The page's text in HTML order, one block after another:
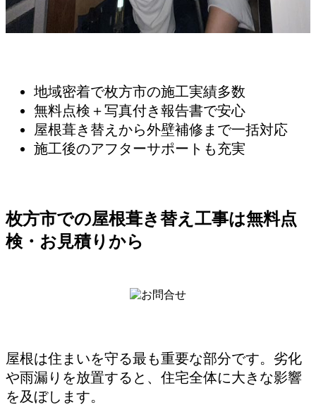
地域密着で枚方市の施工実績多数
無料点検＋写真付き報告書で安心
屋根葺き替えから外壁補修まで一括対応
施工後のアフターサポートも充実
枚方市での屋根葺き替え工事は無料点
検・お見積りから
屋根は住まいを守る最も重要な部分です。劣化
や雨漏りを放置すると、住宅全体に大きな影響
を及ぼします。